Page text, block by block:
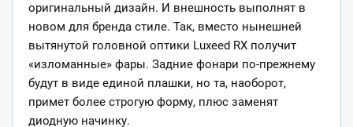
оригинальный дизайн. И внешность выполнят в
новом для бренда стиле. Так, вместо нынешней
вытянутой головной оптики Luxeed RX получит
«изломанные» фары. Задние фонари по-прежнему
будут в виде единой плашки, но та, наоборот,
примет более строгую форму, плюс заменят
диодную начинку.